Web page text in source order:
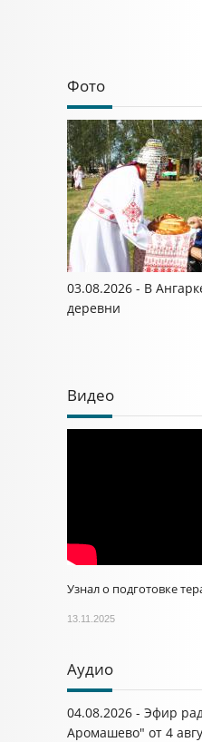
Фото
03.08.2026 - В
деревни
Видео
Узнал о подготовке
13.11.2025
Аудио
04.08.2026 - Эфир
Аромашево" от 4